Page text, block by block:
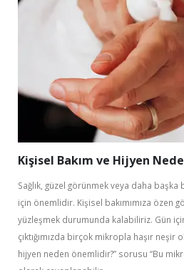
Kişisel Bakım ve Hijyen
Sağlık, güzel görünmek veya daha
için önemlidir. Kişisel bakımımıza özen
yüzleşmek durumunda kalabiliriz. Gün
çıktığımızda birçok mikropla haşır neşir
hijyen neden önemlidir?” sorusu “Bu